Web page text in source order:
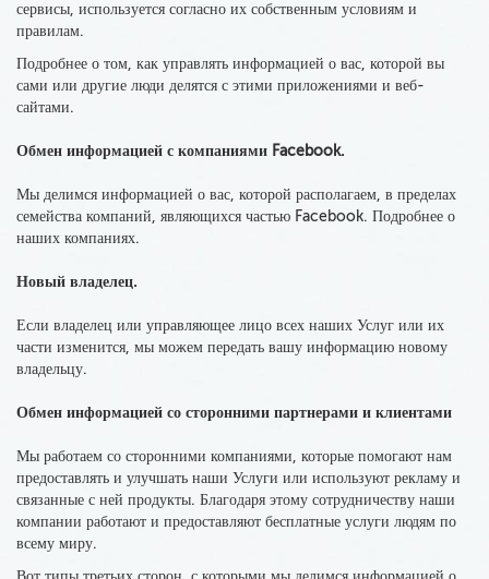
сервисы, используется согласно их собственным условиям и
правилам.
Подробнее о том, как управлять информацией о вас, которой вы
сами или другие люди делятся с этими приложениями и веб-
сайтами.
Обмен информацией с компаниями Facebook.
Мы делимся информацией о вас, которой располагаем, в пределах
семейства компаний, являющихся частью Facebook. Подробнее о
наших компаниях.
Новый владелец.
Если владелец или управляющее лицо всех наших Услуг или их
части изменится, мы можем передать вашу информацию новому
владельцу.
Обмен информацией со сторонними партнерами и клиентами
Мы работаем со сторонними компаниями, которые помогают нам
предоставлять и улучшать наши Услуги или используют рекламу и
связанные с ней продукты. Благодаря этому сотрудничеству наши
компании работают и предоставляют бесплатные услуги людям по
всему миру.